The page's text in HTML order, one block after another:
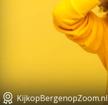
KijkopBergenopZoom.nl